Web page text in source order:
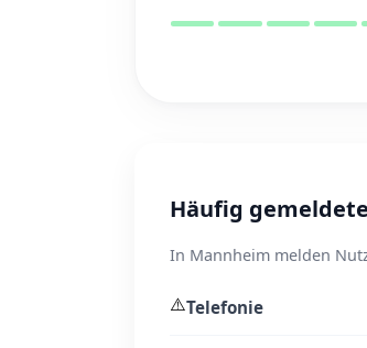
Häufig
In Mannheim melden
⚠️Telefonie